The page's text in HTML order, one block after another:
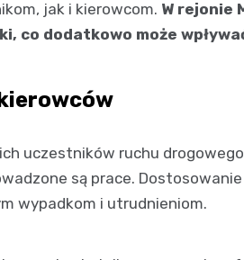
jak i kierowcom. W rejonie
co dodatkowo może
uczestników ruchu
są prace.
wypadkom i utrudnieniom.